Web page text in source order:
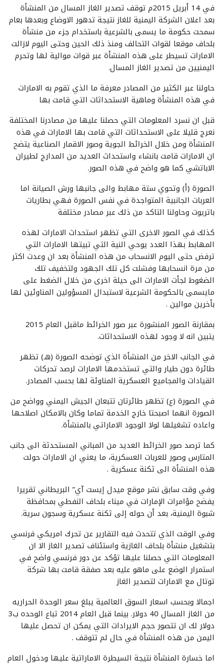
في 14 أبريل 2015م توقف تصدير الغاز المسال من المنشأة
بعد اعلان الشركة اليمنية للغاز نتيجة تدهور الاوضاع وبعدها بعام
سمحت حكومة ما يسمى بالشرعية باستخدام جزء من منشأة
بلحاف موقعا لقوات التحالف ومنذ ذلك الحين وحتى اليوم لازالت
الامارات تسيطر على هذه المنشأة عبر قوات موالية لها وتحرم
اليمنيين من تصدير الغاز المسال.
حاولنا عبر الكثير من المصادر معرفة ما الذي تقوم به الامارات
في هذه المنشأة وماهية الاستحداثات التي قامت بها
قبل ان نسرد المعلومات التي حصلنا عليها من مصادرنا المختلفة
نعرج قليلا على الاستحداثات التي قامت بها الامارات في هذه
المنشأة ومن خلال الخرائط الجوية وصور الاقمار الصناعية يتضح
ان الامارات قامت بانشاء واستحداث العديد من المدارج لطيران
الاباتشي كما هو واضح في هذه الصور.
الصورة (أ) وتحوي ستة مهابط والى جانبها ورش الصيانة اما
العربات الجانبية المتواجدة في نفس الصورة فهي بطاريات
باتريوت وحاولنا التاكد من ذلك عبر مصادر مختلفة
كذلك في الصور الاخرى التي تظهر استحداث الامارات لهذه
المهابط بهذا العدد يوحي النية التي تبيتها الامارات التي
ترفض حتى اليوم الانسحاب من هذه المنشأة بعد ان وعدت اكثر
من مرة انسحابها وفشلت كل تلك الجهود ولتخفيف تلك
الضغوط لجأت الامارات الى حيلة اخرى من خلال الضغط على
مايسمى بالحكومة الشرعية لاستبدال المسؤولين المناوئين لها
بأخرين موالين .
بمقارنة الصور المنشورة عبر صور الخرائط ماقبل العام 2015
يتبين انه لا وجود لهذه الاستحداثات.
في الجانب الاخر من المنشأة الذي توضحه الصورة (هـ) تظهر
طائرة دون طيار والتي تستخدمها الامارات لرصد تحركات
القيادات والمجاميع العسكرية المناوئة لها بحسب المصادر.
في الصورة (ع) تظهر طائرتان تتبعان الجيش اليمني وواضح من
الصورة انهما اصبحتا خارج الخدمة تماما وكان بالامكان اصلاحها
واعاده تشغيلها لولا الوجود الاماراتي بالمنشأة.
كما ترصد صور الخرائط العديد من المباني المستحدثة الى جانب
المتارس وصور للعربات العسكرية، ما يعني ان الامارات حولت
هذه المنشأة الى ثكنة عسكرية .
وفي وقت سابق نشر موقع ميدل إيست آي” البريطاني تقريرا
يفضح مؤامرات الإمارات في ميناء بلحاف النفطي بمحافظة
شبوة اليمنية، بعد أن حوله إلى ثكنة عسكرية وسجون سرية.
وفي الوقت الذي تتحدث فيه التقارير عن تحرك امريكي فرنسي
بتشغيل منشأة بلحاف الغازية واستئناف تصدير الغاز الا ان
المعلومات التي حصلنا عليها تؤكد عن دور فرنسي واضح في
استمرار الوضع على ماهو عليه بعد صفقة قامت بها شركة
توتال مع الامارات لتصدير الغاز
اجمالا وبحسب اسعار السوق العالمية يبلغ سعر الوحدة الحراريه
من الغاز المسال 40 دولار. بينما قبل العام 2014 تباع الوحده ب3
دولار لك ان تتصور حجم الايرادات التي يمكن ان تحصل عليها
اليمن من هذه المنشأة في حال لم تتوقف .
اما خسارة المنشأة نتيجة السيطرة الاماراتية عليها ودخول العام